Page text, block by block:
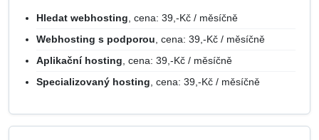
Hledat webhosting , cena: 39,-Kč / měsíčně
Webhosting s podporou , cena: 39,-Kč / měsíčně
Aplikační hosting , cena: 39,-Kč / měsíčně
Specializovaný hosting , cena: 39,-Kč / měsíčně